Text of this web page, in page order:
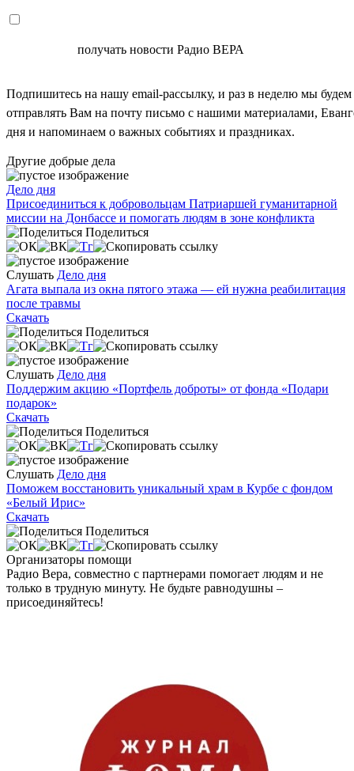
получать новости Радио ВЕРА
Подпишитесь на нашу email-рассылку, и раз в неделю мы будем
отправлять Вам на почту письмо с нашими материалами,
дня и напоминаем о важных событиях и праздниках.
Другие добрые дела
Дело дня
Присоединиться к добровольцам Патриаршей гуманитарной
миссии на Донбассе и помогать людям в зоне конфликта
Поделиться
Слушать Дело дня
Агата выпала из окна пятого этажа — ей нужна реабилитация
после травмы
Скачать
Поделиться
Слушать Дело дня
Поддержим акцию «Портфель доброты» от фонда «Подари
подарок»
Скачать
Поделиться
Слушать Дело дня
Поможем восстановить уникальный храм в Курбе с фондом
«Белый Ирис»
Скачать
Поделиться
Организаторы помощи
Радио Вера, совместно с партнерами помогает людям и не
только в трудную минуту. Не будьте равнодушны –
присоединяйтесь!